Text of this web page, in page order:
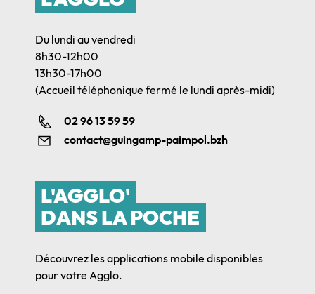
Du lundi au vendredi
8h30-12h00
13h30-17h00
(Accueil téléphonique fermé le lundi après-midi)
02 96 13 59 59
contact@guingamp-paimpol.bzh
L'AGGLO'
DANS LA POCHE
Découvrez les applications mobile disponibles
pour votre Agglo.